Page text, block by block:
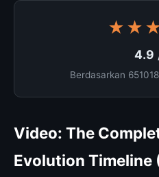
4.9
Berdasarkan
Video: The
Evolution Timeline